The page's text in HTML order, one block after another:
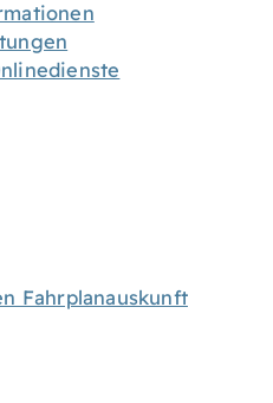
Fahrplanauskunft